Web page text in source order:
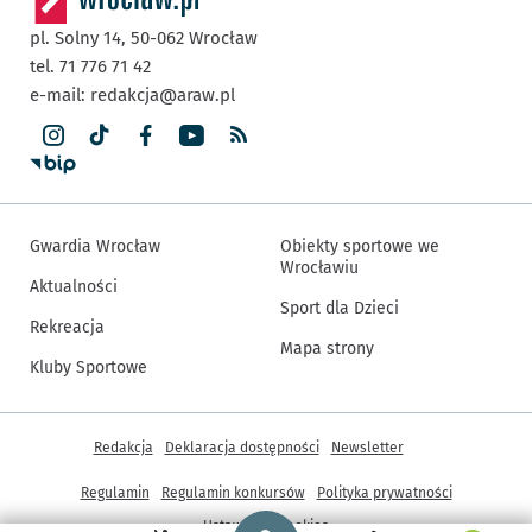
Strona główna - wroclaw.pl
pl. Solny 14, 50-062 Wrocław
tel. 71 776 71 42
e-mail: redakcja@araw.pl
Gwardia Wrocław
Aktualności
Rekreacja
Kluby Sportowe
Obiekty sportowe we
Wrocławiu
Sport dla Dzieci
Mapa strony
Inne informacje
Redakcja Deklaracja dostępności Newsletter
Regulamin Regulamin konkursów
Polityka prywatności
Ustawienia cookies